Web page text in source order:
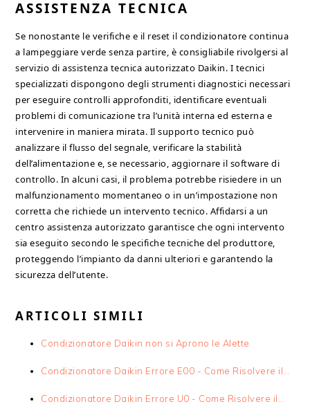
ASSISTENZA TECNICA
Se nonostante le verifiche e il reset il condizionatore continua
a lampeggiare verde senza partire, è consigliabile rivolgersi al
servizio di assistenza tecnica autorizzato Daikin. I tecnici
specializzati dispongono degli strumenti diagnostici necessari
per eseguire controlli approfonditi, identificare eventuali
problemi di comunicazione tra l’unità interna ed esterna e
intervenire in maniera mirata. Il supporto tecnico può
analizzare il flusso del segnale, verificare la stabilità
dell’alimentazione e, se necessario, aggiornare il software di
controllo. In alcuni casi, il problema potrebbe risiedere in un
malfunzionamento momentaneo o in un’impostazione non
corretta che richiede un intervento tecnico. Affidarsi a un
centro assistenza autorizzato garantisce che ogni intervento
sia eseguito secondo le specifiche tecniche del produttore,
proteggendo l’impianto da danni ulteriori e garantendo la
sicurezza dell’utente.
ARTICOLI SIMILI
Condizionatore Daikin non si Aprono le Alette
Condizionatore Daikin Errore E00 - Come Risolvere il…
Condizionatore Daikin Errore U0 - Come Risolvere il…